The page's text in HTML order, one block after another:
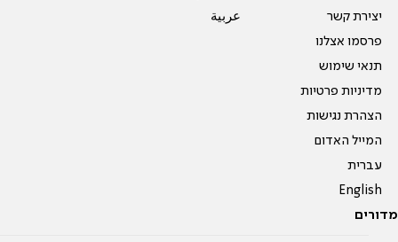
יצירת קשר
פרסמו אצלנו
תנאי שימוש
מדיניות פרטיות
הצהרת נגישות
המייל האדום
עברית
English
عربية
מדורים